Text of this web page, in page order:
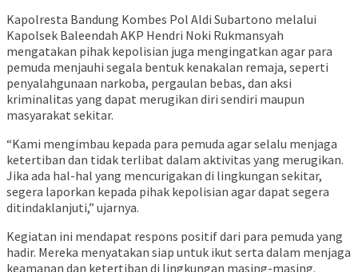
Kapolresta Bandung Kombes Pol Aldi Subartono melalui
Kapolsek Baleendah AKP Hendri Noki Rukmansyah
mengatakan pihak kepolisian juga mengingatkan agar para
pemuda menjauhi segala bentuk kenakalan remaja, seperti
penyalahgunaan narkoba, pergaulan bebas, dan aksi
kriminalitas yang dapat merugikan diri sendiri maupun
masyarakat sekitar.
“Kami mengimbau kepada para pemuda agar selalu menjaga
ketertiban dan tidak terlibat dalam aktivitas yang merugikan.
Jika ada hal-hal yang mencurigakan di lingkungan sekitar,
segera laporkan kepada pihak kepolisian agar dapat segera
ditindaklanjuti,” ujarnya.
Kegiatan ini mendapat respons positif dari para pemuda yang
hadir. Mereka menyatakan siap untuk ikut serta dalam menjaga
keamanan dan ketertiban di lingkungan masing-masing.